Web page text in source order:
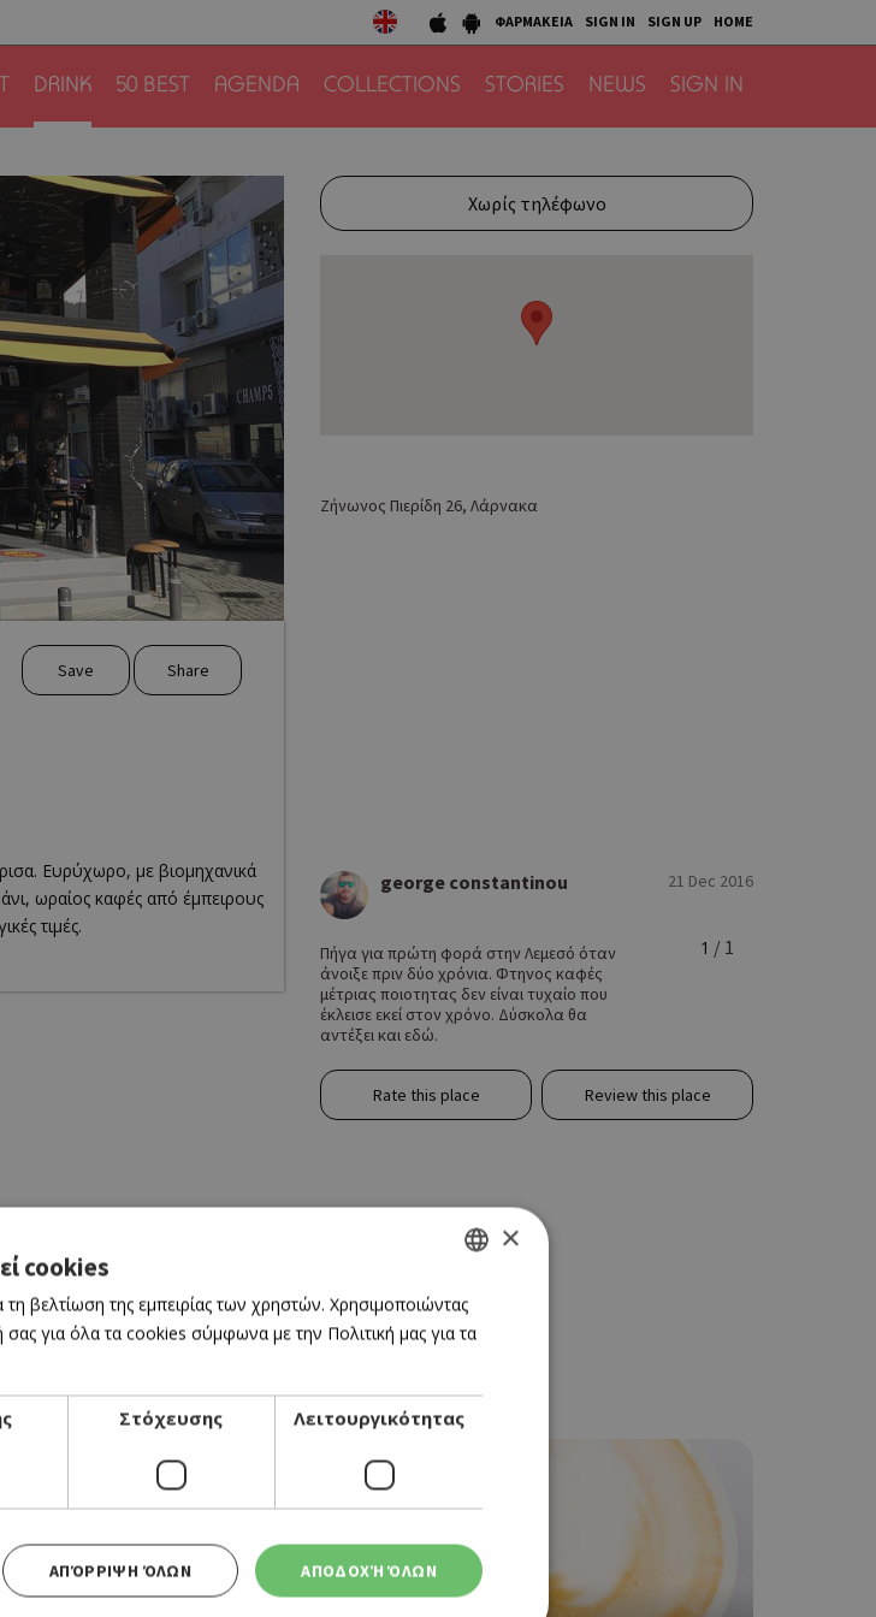
ΦΑΡΜΑΚΕΙΑ SIGN IN SIGN UP HOME
DRINK 50 BEST AGENDA COLLECTIONS STORIES NEWS SIGN IN
Save Share
Ευρύχωρο, με βιομηχανικά
ωραίος καφές από έμπειρους
τιμές.
Χωρίς τηλέφωνο
Ζήνωνος Πιερίδη 26, Λάρνακα
george constantinou 21 Dec 2016
Πήγα για πρώτη φορά στην Λεμεσό όταν
άνοιξε πριν δύο χρόνια. Φτηνος καφές
μέτριας ποιοτητας δεν είναι τυχαίο που
έκλεισε εκεί στον χρόνο. Δύσκολα θα
αντέξει και εδώ.
1 / 1
Rate this place Review this place
GREEK
ENGLISH
×
cookies
βελτίωση της εμπειρίας των χρηστών. Χρησιμοποιώντας
για όλα τα cookies σύμφωνα με την Πολιτική μας για τα
Στόχευσης Λειτουργικότητας
ΑΠΟΔΟΧΉ ΌΛΩΝ
ΑΠΌΡΡΙΨΗ ΌΛΩΝ